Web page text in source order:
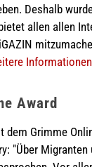
Deshalb
allen allen
Award
dem Grimme
"Über